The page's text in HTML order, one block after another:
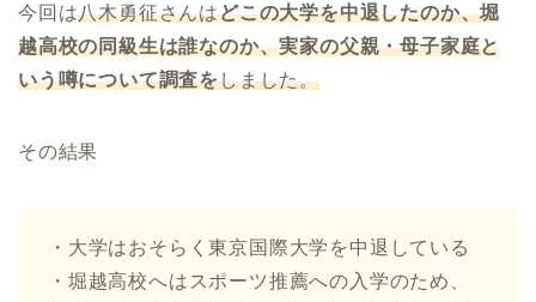
今回は八木勇征さんはどこの大学を中退したのか、堀
越高校の同級生は誰なのか、実家の父親・母子家庭と
いう噂について調査をしました。
その結果
・大学はおそらく東京国際大学を中退している
・堀越高校へはスポーツ推薦への入学のため、